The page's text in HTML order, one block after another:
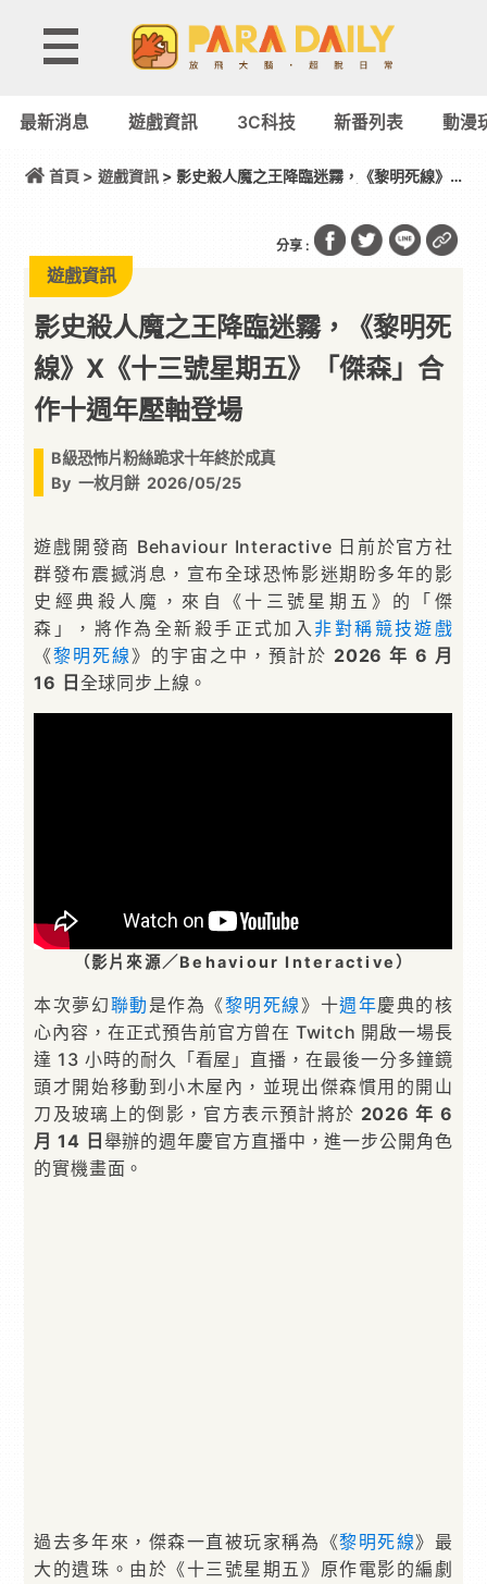
最新消息 遊戲資訊 3C科技 新番列表 動漫
首頁 > 遊戲資訊> 影史殺人魔之王降臨迷霧，《黎明死線》
分享 :
遊戲資訊
影史殺人魔之王降臨迷霧，《黎明死
線》X《十三號星期五》「傑森」合
作十週年壓軸登場
B級恐怖片粉絲跪求十年終於成真
By 一枚月餅 2026/05/25
遊戲開發商 Behaviour Interactive 日前於官方社
群發布震撼消息，宣布全球恐怖影迷期盼多年的影
史經典殺人魔，來自《十三號星期五》的「傑
森」，將作為全新殺手正式加入 非對稱競技遊戲
《黎明死線》的宇宙之中，預計於 2026 年 6 月
16 日全球同步上線。
（影片來源／Behaviour Interactive）
本次夢幻聯動 是作為《黎明死線》十週年慶典的核
心內容，在正式預告前官方曾在 Twitch 開啟一場長
達 13 小時的耐久「看屋」直播，在最後一分多鐘鏡
頭才開始移動到小木屋內，並現出傑森慣用的開山
刀及玻璃上的倒影，官方表示預計將於 2026 年 6
月 14 日舉辦的週年慶官方直播中，進一步公開角色
的實機畫面。
過去多年來，傑森一直被玩家稱為《黎明死線》最
大的遺珠。由於《十三號星期五》原作電影的編劇